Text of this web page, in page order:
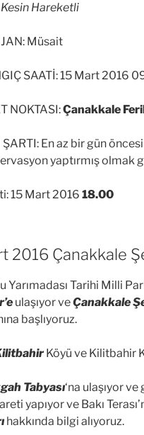
Kesin Hareketli
Müsait
SAATİ: 15 Mart 2016
NOKTASI:Çanakkale
En az bir gün
yaptırmış olmak
15 Mart 2016 18.00
2016 Çanakkale
Yarımadası Tarihi Milli
ulaşıyor veÇanakkale
başlıyoruz.
Köyü ve Kilitbahir
Tabyası‘na ulaşıyor
yapıyor ve Bakı
hakkında bilgi alıyoruz.